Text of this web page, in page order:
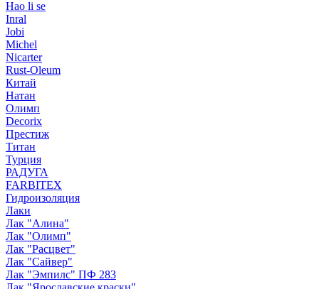
Hao li se
Inral
Jobi
Michel
Nicarter
Rust-Oleum
Китай
Натан
Олимп
Decorix
Престиж
Титан
Турция
РАДУГА
FARBITEX
Гидроизоляция
Лаки
Лак "Алина"
Лак "Олимп"
Лак "Расцвет"
Лак "Сайвер"
Лак "Эмпилс" ПФ 283